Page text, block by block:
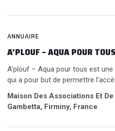
ANNUAIRE
A’PLOUF – AQUA POUR TOUS
A’plouf – Aqua pour tous est
qui a pour but de permettre
Maison Des Associations Et
Gambetta, Firminy, France